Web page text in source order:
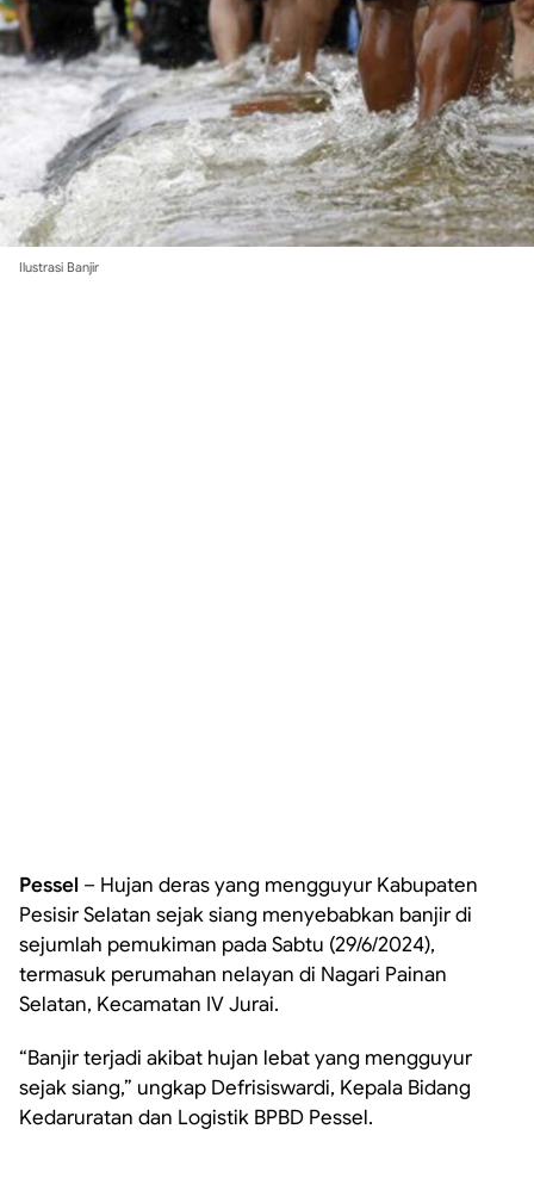
Ilustrasi Banjir
Pessel – Hujan deras yang mengguyur Kabupaten
Pesisir Selatan sejak siang menyebabkan banjir di
sejumlah pemukiman pada Sabtu (29/6/2024),
termasuk perumahan nelayan di Nagari Painan
Selatan, Kecamatan IV Jurai.
“Banjir terjadi akibat hujan lebat yang mengguyur
sejak siang,” ungkap Defrisiswardi, Kepala Bidang
Kedaruratan dan Logistik BPBD Pessel.